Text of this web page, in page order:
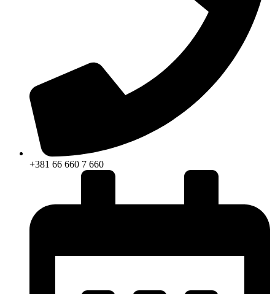
+381 66 660 7 660